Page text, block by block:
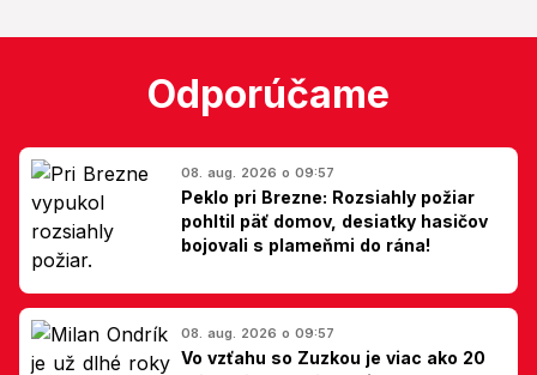
Odporúčame
08. aug. 2026 o 09:57
Peklo pri Brezne: Rozsiahly požiar
pohltil päť domov, desiatky hasičov
bojovali s plameňmi do rána!
08. aug. 2026 o 09:57
Vo vzťahu so Zuzkou je viac ako 20